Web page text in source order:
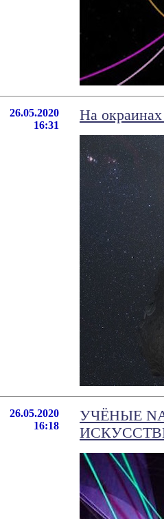
26.05.2020
16:31
На
26.05.2020
16:18
УЧЁНЫЕ